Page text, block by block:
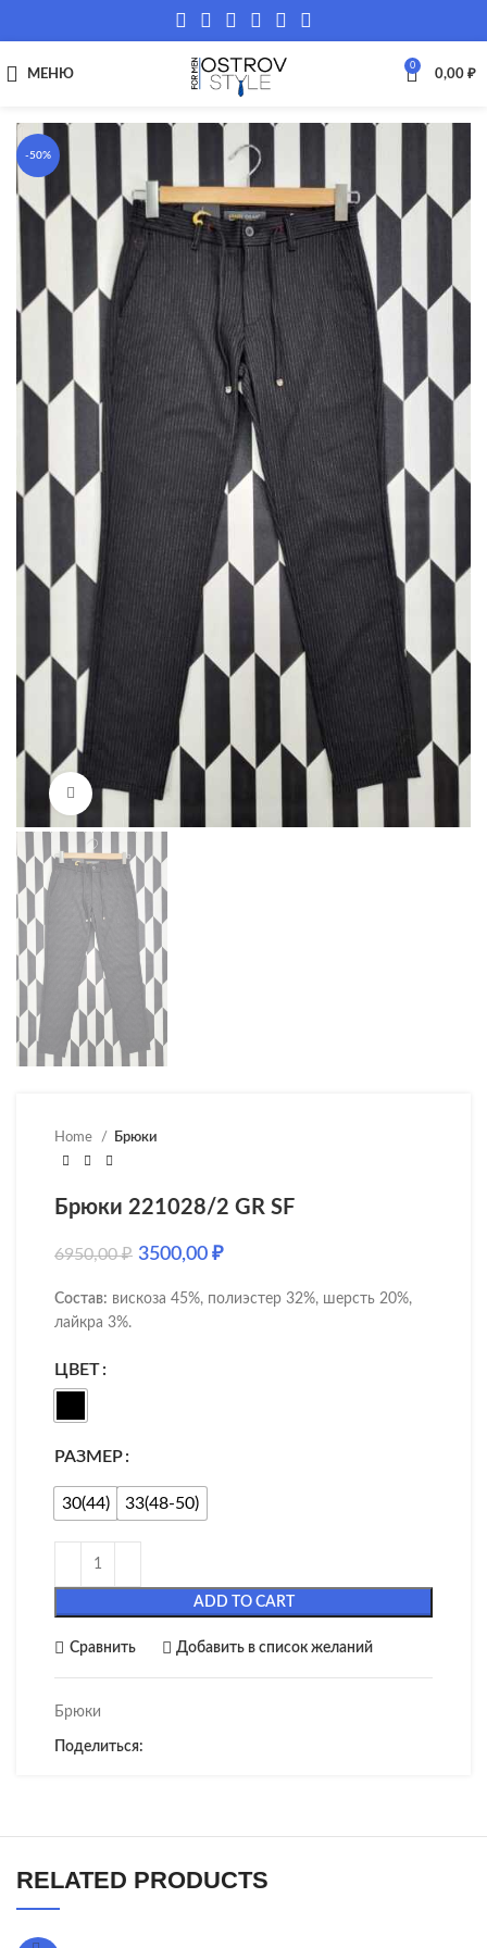
МЕНЮ
0
0,00 ₽
-50%
Нажмите, чтобы увеличить
Home Брюки
Брюки 221028/2 GR SF
6950,00₽ 3500,00 ₽
Состав: вискоза 45%, полиэстер 32%, шерсть 20%,
лайкра 3%.
ЦВЕТ
РАЗМЕР
30(44) 33(48-50)
ADD TO CART
Сравнить Добавить в список желаний
Брюки
Поделиться:
RELATED PRODUCTS